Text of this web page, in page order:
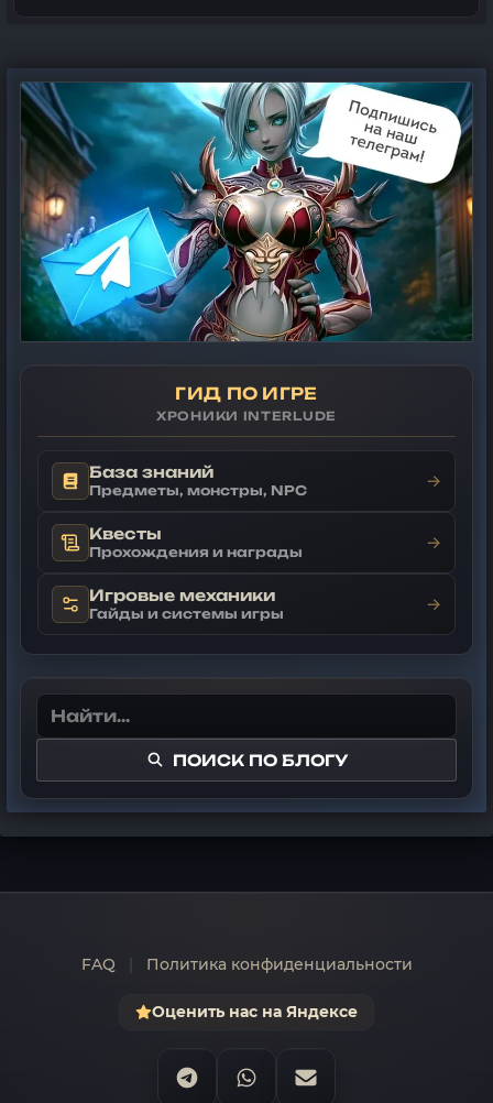
ГИД ПО ИГРЕ
ХРОНИКИ INTERLUDE
База знаний
Предметы, монстры, NPC →
Квесты
Прохождения и награды →
Игровые механики
Гайды и системы игры →
ПОИСК ПО БЛОГУ
FAQ Политика конфиденциальности
Оценить нас на Яндексе